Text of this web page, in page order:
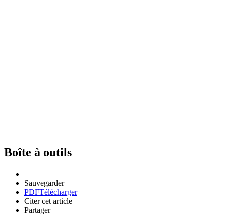
Boîte à outils
Sauvegarder
PDFTélécharger
Citer cet article
Partager